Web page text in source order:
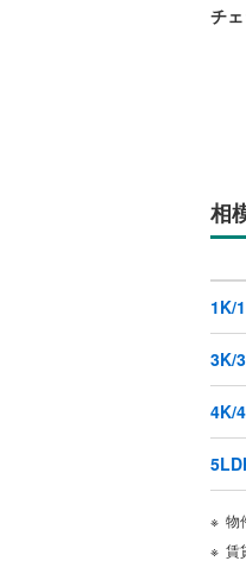
チ
相
1K/
3K/
4K/
物
賃